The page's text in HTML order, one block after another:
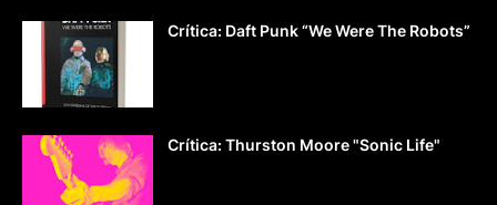
Crítica: Daft Punk “We Were The Robots”
Crítica: Thurston Moore "Sonic Life"